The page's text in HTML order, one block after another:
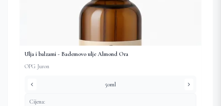
Ulja i balzami - Bademovo ulje Almond Ora
OPG Juron
chevron_left 50ml chevron_right
Cijena: